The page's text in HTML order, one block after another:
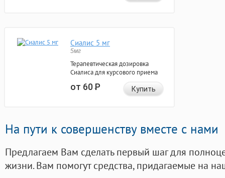
Сиалис 5 мг
5мг
Терапевтическая дозировка
Сиалиса для курсового приема
от 60Р Купить
На пути к совершенству вместе с нами
Предлагаем Вам сделать первый шаг для
жизни. Вам помогут средства, придагаемые на